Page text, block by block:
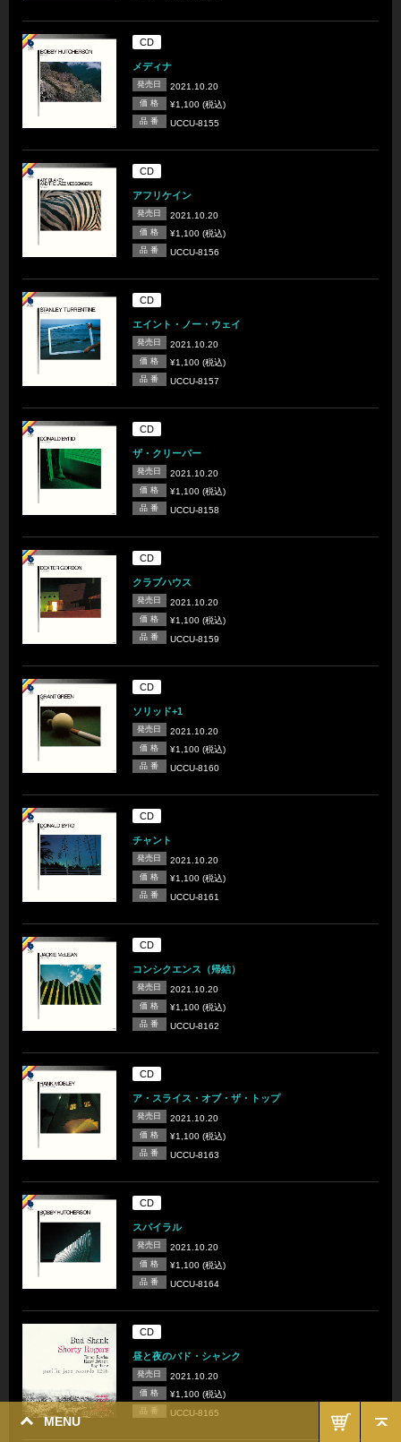
MENU
CD
メディナ
発売日 2021.10.20
価 格 ¥1,100 (税込)
品 番 UCCU-8155
CD
アフリケイン
発売日 2021.10.20
価 格 ¥1,100 (税込)
品 番 UCCU-8156
CD
エイント・ノー・ウェイ
発売日 2021.10.20
価 格 ¥1,100 (税込)
品 番 UCCU-8157
CD
ザ・クリーパー
発売日 2021.10.20
価 格 ¥1,100 (税込)
品 番 UCCU-8158
CD
クラブハウス
発売日 2021.10.20
価 格 ¥1,100 (税込)
品 番 UCCU-8159
CD
ソリッド+1
発売日 2021.10.20
価 格 ¥1,100 (税込)
品 番 UCCU-8160
CD
チャント
発売日 2021.10.20
価 格 ¥1,100 (税込)
品 番 UCCU-8161
CD
コンシクエンス（帰結）
発売日 2021.10.20
価 格 ¥1,100 (税込)
品 番 UCCU-8162
CD
ア・スライス・オブ・ザ・トップ
発売日 2021.10.20
価 格 ¥1,100 (税込)
品 番 UCCU-8163
CD
スパイラル
発売日 2021.10.20
価 格 ¥1,100 (税込)
品 番 UCCU-8164
CD
昼と夜のバド・シャンク
発売日 2021.10.20
価 格 ¥1,100 (税込)
品 番 UCCU-8165